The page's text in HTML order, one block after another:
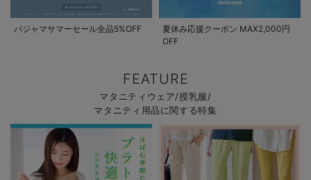
パジャマサマーセール全品5%OFF
夏休み応援クーポン MAX2,000円
OFF
FEATURE
マタニティウェア/授乳服/
マタニティ用品に関する特集